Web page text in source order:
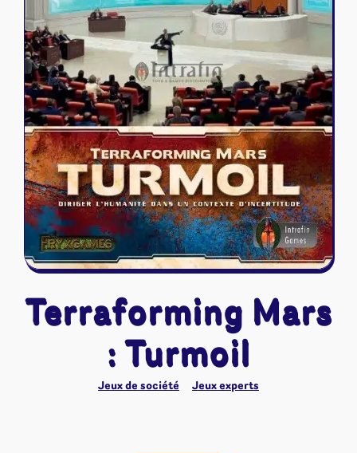
Naruto Mythos
Autres
Tapis de jeu
Terraforming Mars
: Turmoil
Jeux de société Jeux experts